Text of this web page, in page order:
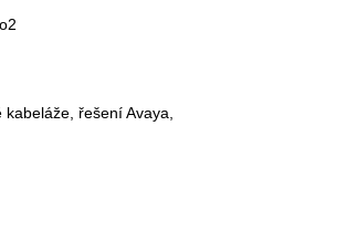
řešení Avaya,